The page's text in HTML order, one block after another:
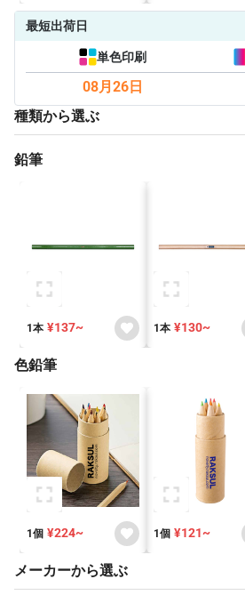
最短出荷日
単色印刷
08月26日
種類から選ぶ
鉛筆
1本 ¥137~ 1本 ¥130~
色鉛筆
1個 ¥224~ 1個 ¥121~
メーカーから選ぶ